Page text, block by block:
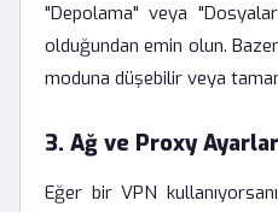
"Depolama" veya
olduğundan emin olun.
moduna düşebilir veya
3. Ağ ve Proxy
Eğer bir VPN